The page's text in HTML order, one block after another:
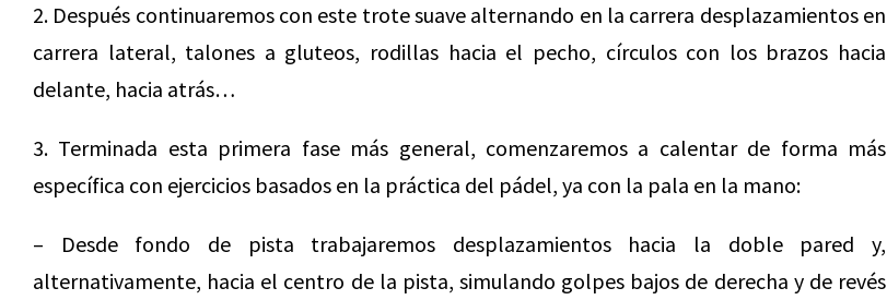
2. Después continuaremos con este trote suave alternando en la carrera desplazamientos en
carrera lateral, talones a gluteos, rodillas hacia el pecho, círculos con los brazos hacia
delante, hacia atrás…
3. Terminada esta primera fase más general, comenzaremos a calentar de forma más
específica con ejercicios basados en la práctica del pádel, ya con la pala en la mano:
– Desde fondo de pista trabajaremos desplazamientos hacia la doble pared y,
alternativamente, hacia el centro de la pista, simulando golpes bajos de derecha y de revés